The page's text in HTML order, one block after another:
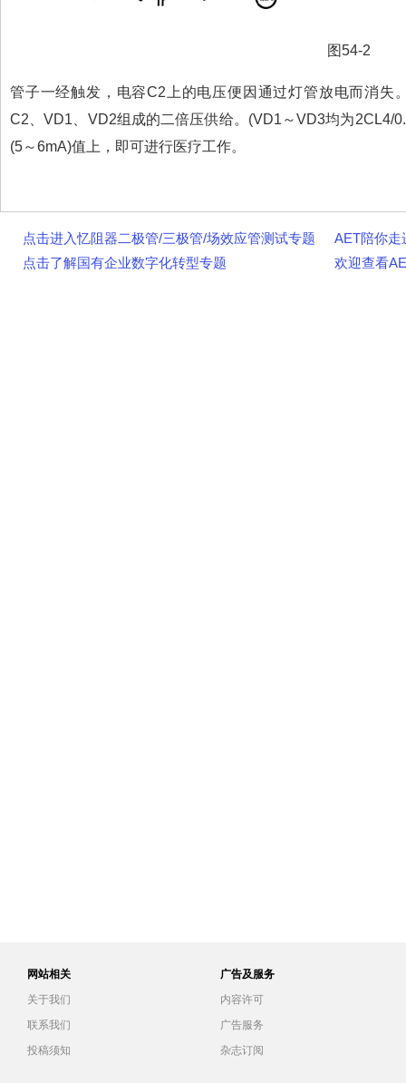
图54-2
管子一经触发，电容C2上的电压便因通过灯管放电而消失
C2、VD1、VD2组成的二倍压供给。(VD1～VD3均为2CL4/
(5～6mA)值上，即可进行医疗工作。
点击进入忆阻器二极管/三极管/场效应管测试专题
AET陪你走
点击了解国有企业数字化转型专题
欢迎查看
网站相关
关于我们
联系我们
投稿须知
广告及服务
内容许可
广告服务
杂志订阅